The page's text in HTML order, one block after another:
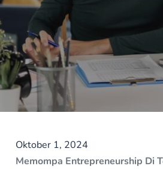
Oktober 1, 2024
Memompa Entrepreneurship Di